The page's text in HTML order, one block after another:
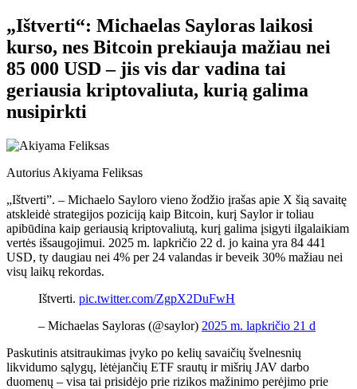
„Ištverti“: Michaelas Sayloras laikosi
kurso, nes Bitcoin prekiauja mažiau nei
85 000 USD – jis vis dar vadina tai
geriausia kriptovaliuta, kurią galima
nusipirkti
Autorius Akiyama Feliksas
„Ištverti”. – Michaelo Sayloro vieno žodžio įrašas apie X šią savaitę
atskleidė strategijos poziciją kaip Bitcoin, kurį Saylor ir toliau
apibūdina kaip geriausią kriptovaliutą, kurį galima įsigyti ilgalaikiam
vertės išsaugojimui. 2025 m. lapkričio 22 d. jo kaina yra 84 441
USD, ty daugiau nei 4% per 24 valandas ir beveik 30% mažiau nei
visų laikų rekordas.
Ištverti. pic.twitter.com/ZgpX2DuFwH
– Michaelas Sayloras (@saylor) 2025 m. lapkričio 21 d
Paskutinis atsitraukimas įvyko po kelių savaičių švelnesnių
likvidumo sąlygų, lėtėjančių ETF srautų ir mišrių JAV darbo
duomenų – visa tai prisidėjo prie rizikos mažinimo perėjimo prie